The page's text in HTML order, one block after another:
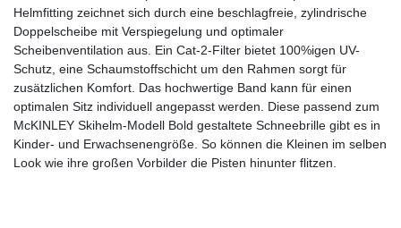
Helmfitting zeichnet sich durch eine beschlagfreie, zylindrische
Doppelscheibe mit Verspiegelung und optimaler
Scheibenventilation aus. Ein Cat-2-Filter bietet 100%igen UV-
Schutz, eine Schaumstoffschicht um den Rahmen sorgt für
zusätzlichen Komfort. Das hochwertige Band kann für einen
optimalen Sitz individuell angepasst werden. Diese passend zum
McKINLEY Skihelm-Modell Bold gestaltete Schneebrille gibt es in
Kinder- und Erwachsenengröße. So können die Kleinen im selben
Look wie ihre großen Vorbilder die Pisten hinunter flitzen.